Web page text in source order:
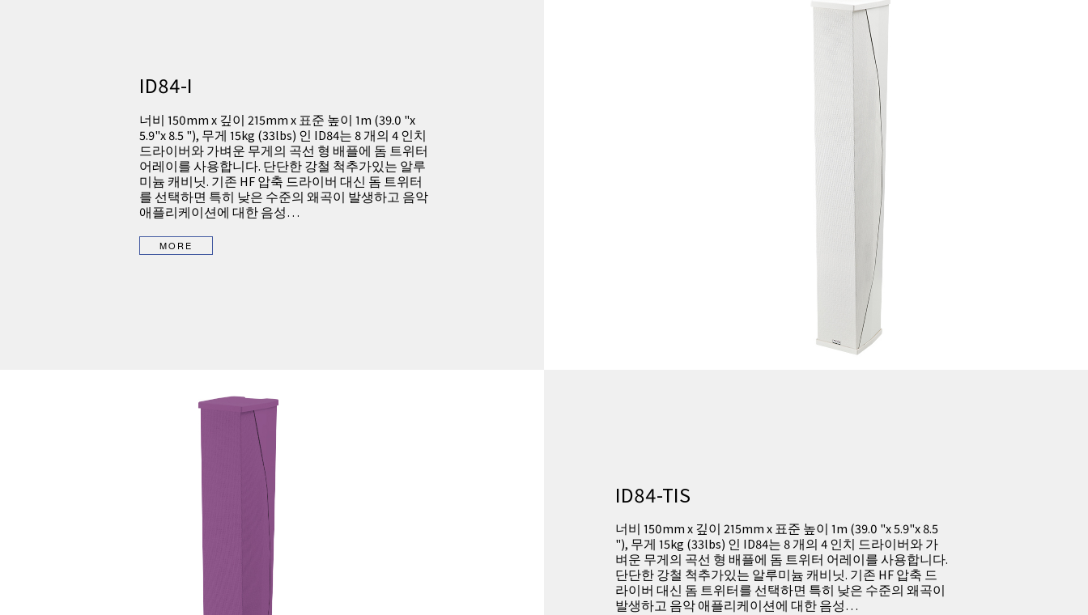
ID84-I
너비 150mm x 깊이 215mm x 표준 높이 1m (39.0 "x
5.9"x 8.5 "), 무게 15kg (33lbs) 인 ID84는 8 개의 4 인치
드라이버와 가벼운 무게의 곡선 형 배플에 돔 트위터
어레이를 사용합니다. 단단한 강철 척추가있는 알루
미늄 캐비닛. 기존 HF 압축 드라이버 대신 돔 트위터
를 선택하면 특히 낮은 수준의 왜곡이 발생하고 음악
애플리케이션에 대한 음성…
ID84-TIS
너비 150mm x 깊이 215mm x 표준 높이 1m (39.0 "x 5.9"x 8.5
"), 무게 15kg (33lbs) 인 ID84는 8 개의 4 인치 드라이버와 가
벼운 무게의 곡선 형 배플에 돔 트위터 어레이를 사용합니다.
단단한 강철 척추가있는 알루미늄 캐비닛. 기존 HF 압축 드
라이버 대신 돔 트위터를 선택하면 특히 낮은 수준의 왜곡이
발생하고 음악 애플리케이션에 대한 음성…